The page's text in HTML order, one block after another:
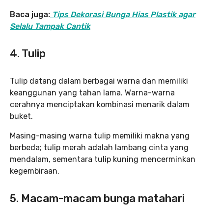
Baca juga: Tips Dekorasi Bunga Hias Plastik agar
Selalu Tampak Cantik
4. Tulip
Tulip datang dalam berbagai warna dan memiliki
keanggunan yang tahan lama. Warna-warna
cerahnya menciptakan kombinasi menarik dalam
buket.
Masing-masing warna tulip memiliki makna yang
berbeda; tulip merah adalah lambang cinta yang
mendalam, sementara tulip kuning mencerminkan
kegembiraan.
5. Macam-macam bunga matahari